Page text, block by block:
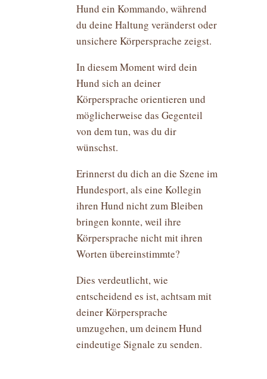
Hund ein Kommando, während
du deine Haltung veränderst oder
unsichere Körpersprache zeigst.
In diesem Moment wird dein
Hund sich an deiner
Körpersprache orientieren und
möglicherweise das Gegenteil
von dem tun, was du dir
wünschst.
Erinnerst du dich an die Szene im
Hundesport, als eine Kollegin
ihren Hund nicht zum Bleiben
bringen konnte, weil ihre
Körpersprache nicht mit ihren
Worten übereinstimmte?
Dies verdeutlicht, wie
entscheidend es ist, achtsam mit
deiner Körpersprache
umzugehen, um deinem Hund
eindeutige Signale zu senden.